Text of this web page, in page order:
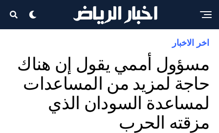
اخر الاخبار
مسؤول أممي يقول إن هناك
حاجة لمزيد من المساعدات
لمساعدة السودان الذي
مزقته الحرب